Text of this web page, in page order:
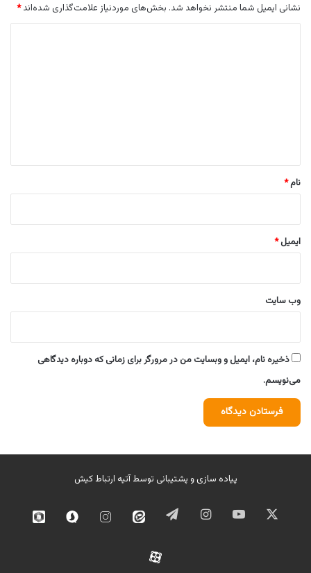
نشانی ایمیل شما منتشر نخواهد شد. بخش‌های موردنیاز علامت‌گذاری شده‌اند*
نام*
ایمیل*
وب‌ سایت
ذخیره نام، ایمیل و وبسایت من در مرورگر برای زمانی که دوباره دیدگاهی
می‌نویسم.
پیاده سازی و پشتیبانی توسطآتیه ارتباط کیش
ایکس یوتیوب اینستاگرامتلگرام ایتا
اینستاگرامسروش